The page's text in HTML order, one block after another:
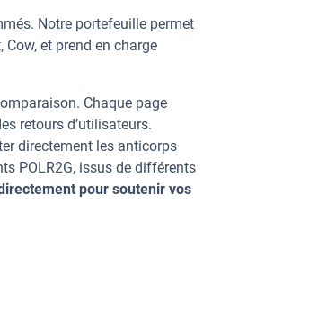
Notre portefeuille permet
et prend en charge
Chaque page
retours d’utilisateurs.
directement les anticorps
POLR2G, issus de différents
pour soutenir vos